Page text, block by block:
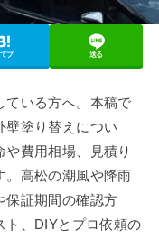
ブ 送る
ている方へ。本稿で
壁塗り替えについ
費用相場、見積り
。高松の潮風や降雨
保証期間の確認方
ト、DIYとプロ依頼の